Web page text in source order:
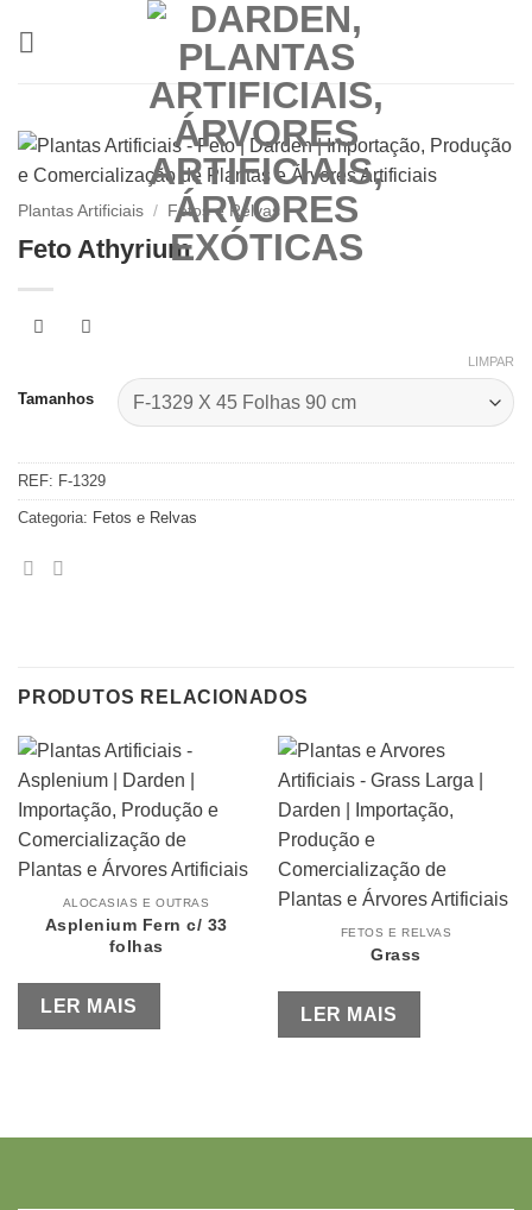
Plantas Artificiais / Fetos e Relvas
Feto Athyrium
Tamanhos
LIMPAR
REF: F-1329
Categoria: Fetos e Relvas
PRODUTOS RELACIONADOS
ALOCASIAS E OUTRAS
Asplenium Fern c/ 33
folhas
LER MAIS
FETOS E RELVAS
Grass
LER MAIS